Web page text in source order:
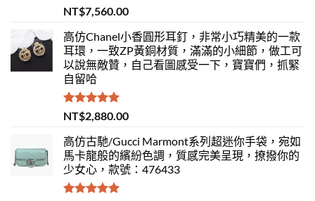
評分 5.00
滿分 5
NT$7,560.00
高仿Chanel小香圓形耳釘，非常小巧精美的一款
耳環，一致ZP黃銅材質，滿滿的小細節，做工可
以說無敵贊，自己看圖感受一下，寶寶們，抓緊
自留哈
評分 5.00
滿分 5
NT$2,880.00
高仿古馳/Gucci Marmont系列超迷你手袋，宛如
馬卡龍般的繽紛色調，質感完美呈現，撩撥你的
少女心，款號：476433